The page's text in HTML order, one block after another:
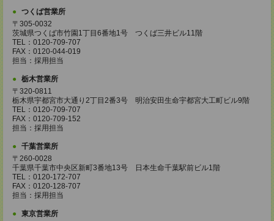
つくば営業所
〒305-0032
茨城県つくば市竹園1丁目6番地1号 つくば三井ビル11階
TEL：0120-709-707
FAX：0120-044-019
担当：採用担当
栃木営業所
〒320-0811
栃木県宇都宮市大通り2丁目2番3号 明治安田生命宇都宮大工町ビル9階
TEL：0120-709-707
FAX：0120-709-152
担当：採用担当
千葉営業所
〒260-0028
千葉県千葉市中央区新町3番地13号 日本生命千葉駅前ビル1階
TEL：0120-172-707
FAX：0120-128-707
担当：採用担当
東京営業所